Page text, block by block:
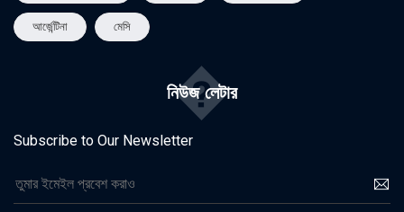
আর্জেন্টিনা মেসি
নিউজ লেটার
�
Subscribe to Our Newsletter